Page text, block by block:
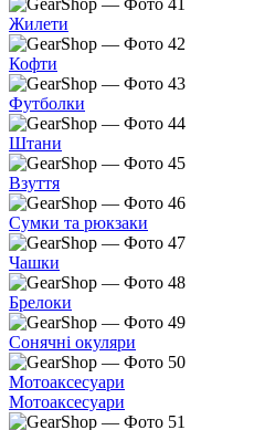
Жилети
Кофти
Футболки
Штани
Взуття
Сумки та рюкзаки
Чашки
Брелоки
Сонячні окуляри
Мотоаксесуари
Мотоаксесуари